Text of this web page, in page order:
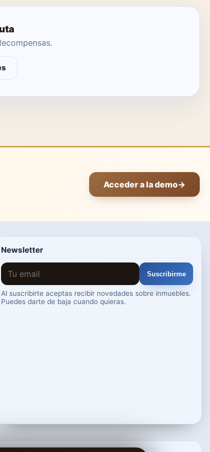
Acceder a la demo→
Newsletter
Suscribirme
Al suscribirte aceptas recibir novedades sobre inmuebles.
Puedes darte de baja cuando quieras.